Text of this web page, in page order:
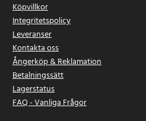
Köpvillkor
Integritetspolicy
Leveranser
Kontakta oss
Ångerköp & Reklamation
Betalningssätt
Lagerstatus
FAQ - Vanliga Frågor